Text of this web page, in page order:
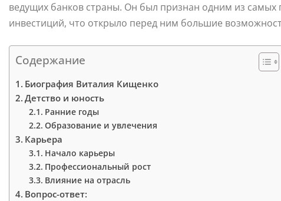
ведущих банков страны. Он был признан одним из самых
инвестиций, что открыло перед ним большие
Содержание
Биография Виталия Кищенко
Детство и юность
Ранние годы
Образование и увлечения
Карьера
Начало карьеры
Профессиональный рост
Влияние на отрасль
Вопрос-ответ: